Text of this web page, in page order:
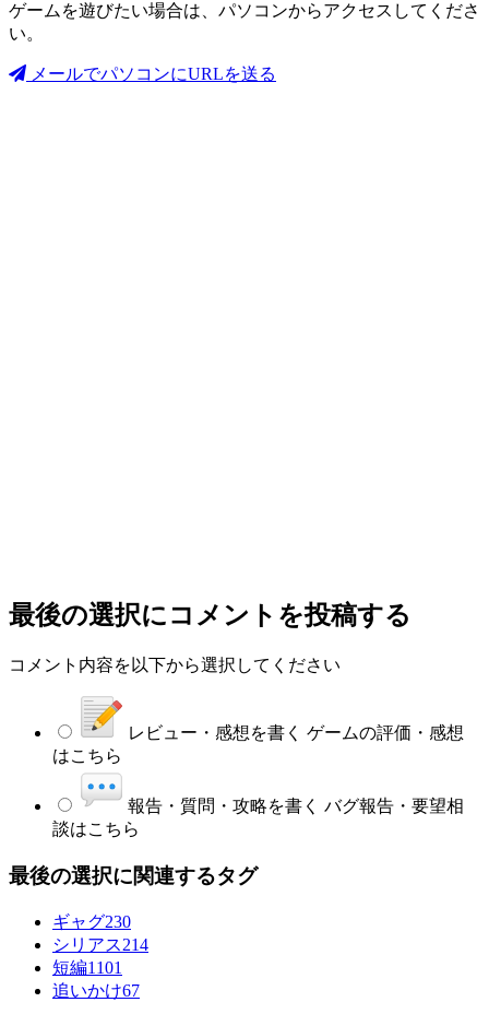
ゲームを遊びたい場合は、パソコンからアクセスしてくださ
い。
メールでパソコンにURLを送る
最後の選択にコメントを投稿する
コメント内容を以下から選択してください
レビュー・感想を書く ゲームの評価・感想
はこちら
報告・質問・攻略を書く バグ報告・要望相
談はこちら
最後の選択に関連するタグ
ギャグ230
シリアス214
短編1101
追いかけ67